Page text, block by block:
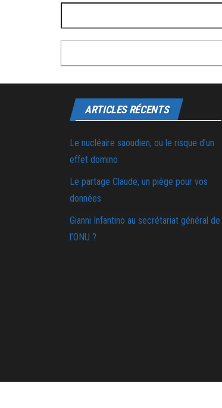
ARTICLES RÉCENTS
Le nucléaire saoudien, ou le risque d’un
effet domino
Le partage Claude, un piège pour vos
données
Gianni Infantino au secrétariat général de
l’ONU ?